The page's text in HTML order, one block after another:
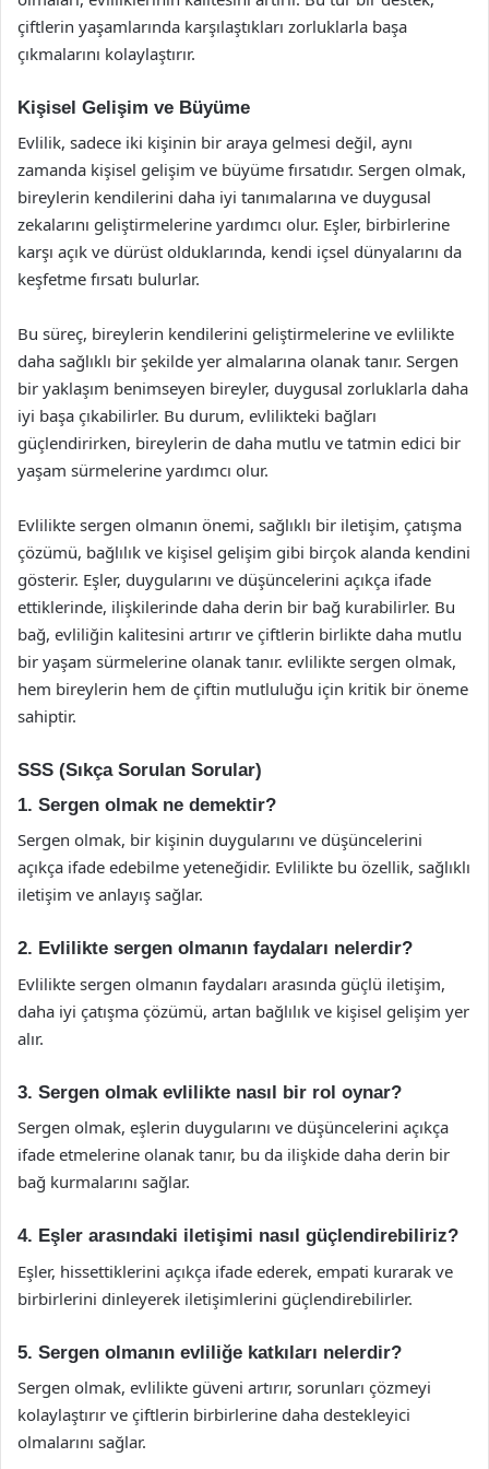
çiftlerin yaşamlarında karşılaştıkları zorluklarla başa
çıkmalarını kolaylaştırır.
Kişisel Gelişim ve Büyüme
Evlilik, sadece iki kişinin bir araya gelmesi değil, aynı
zamanda kişisel gelişim ve büyüme fırsatıdır. Sergen olmak,
bireylerin kendilerini daha iyi tanımalarına ve duygusal
zekalarını geliştirmelerine yardımcı olur. Eşler, birbirlerine
karşı açık ve dürüst olduklarında, kendi içsel dünyalarını da
keşfetme fırsatı bulurlar.
Bu süreç, bireylerin kendilerini geliştirmelerine ve evlilikte
daha sağlıklı bir şekilde yer almalarına olanak tanır. Sergen
bir yaklaşım benimseyen bireyler, duygusal zorluklarla daha
iyi başa çıkabilirler. Bu durum, evlilikteki bağları
güçlendirirken, bireylerin de daha mutlu ve tatmin edici bir
yaşam sürmelerine yardımcı olur.
Evlilikte sergen olmanın önemi, sağlıklı bir iletişim, çatışma
çözümü, bağlılık ve kişisel gelişim gibi birçok alanda kendini
gösterir. Eşler, duygularını ve düşüncelerini açıkça ifade
ettiklerinde, ilişkilerinde daha derin bir bağ kurabilirler. Bu
bağ, evliliğin kalitesini artırır ve çiftlerin birlikte daha mutlu
bir yaşam sürmelerine olanak tanır. evlilikte sergen olmak,
hem bireylerin hem de çiftin mutluluğu için kritik bir öneme
sahiptir.
SSS (Sıkça Sorulan Sorular)
1. Sergen olmak ne demektir?
Sergen olmak, bir kişinin duygularını ve düşüncelerini
açıkça ifade edebilme yeteneğidir. Evlilikte bu özellik, sağlıklı
iletişim ve anlayış sağlar.
2. Evlilikte sergen olmanın faydaları nelerdir?
Evlilikte sergen olmanın faydaları arasında güçlü iletişim,
daha iyi çatışma çözümü, artan bağlılık ve kişisel gelişim yer
alır.
3. Sergen olmak evlilikte nasıl bir rol oynar?
Sergen olmak, eşlerin duygularını ve düşüncelerini açıkça
ifade etmelerine olanak tanır, bu da ilişkide daha derin bir
bağ kurmalarını sağlar.
4. Eşler arasındaki iletişimi nasıl güçlendirebiliriz?
Eşler, hissettiklerini açıkça ifade ederek, empati kurarak ve
birbirlerini dinleyerek iletişimlerini güçlendirebilirler.
5. Sergen olmanın evliliğe katkıları nelerdir?
Sergen olmak, evlilikte güveni artırır, sorunları çözmeyi
kolaylaştırır ve çiftlerin birbirlerine daha destekleyici
olmalarını sağlar.